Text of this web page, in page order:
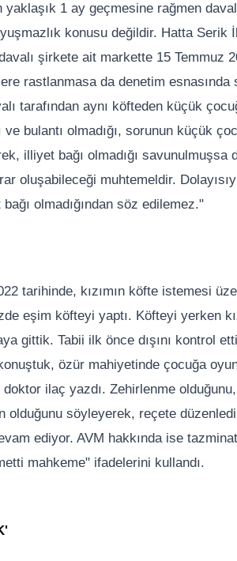
1 ay geçmesine rağmen
konusu değildir. Hatta Serik
şirkete ait markette 15 Temmuz
rastlanmasa da denetim esnasında
tarafından aynı köfteden küçük
ve bulantı olmadığı, sorunun küçük
illiyet bağı olmadığı savunulmuşsa
oluşabileceği muhtemeldir.
olmadığından söz edilemez."
tarihinde, kızımın köfte istemesi
eşim köfteyi yaptı. Köfteyi yerken
gittik. Tabii ilk önce dışını kontrol
özür mahiyetinde çocuğa
ilaç yazdı. Zehirlenme
olduğunu söyleyerek, reçete
ediyor. AVM hakkında ise
mahkeme" ifadelerini kullandı.